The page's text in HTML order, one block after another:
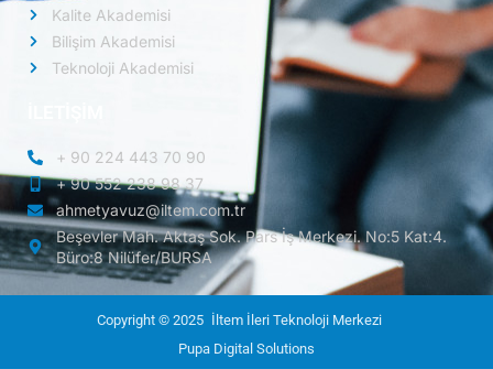
Kalite Akademisi
Bilişim Akademisi
Teknoloji Akademisi
+ 90 224 443 70 90
+ 90 552 238 98 37
ahmetyavuz@iltem.com.tr
Beşevler Mah. Aktaş Sok. Pars İş Merkezi. No:5 Kat:4.
Büro:8 Nilüfer/BURSA
Copyright © 2025 İltem İleri Teknoloji Merkezi
Pupa Digital Solutions